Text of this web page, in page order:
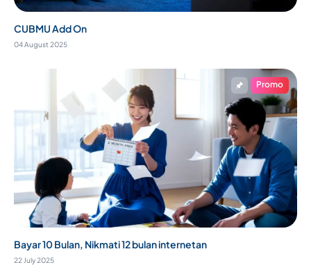
CUBMU Add On
04 August 2025
Promo
Bayar 10 Bulan, Nikmati 12 bulan internetan
22 July 2025